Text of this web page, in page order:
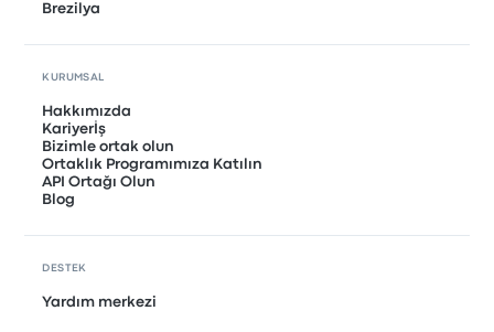
Brezilya
KURUMSAL
Hakkımızda
Kariyerİş
Bizimle ortak olun
Ortaklık Programımıza Katılın
API Ortağı Olun
Blog
DESTEK
Yardım merkezi